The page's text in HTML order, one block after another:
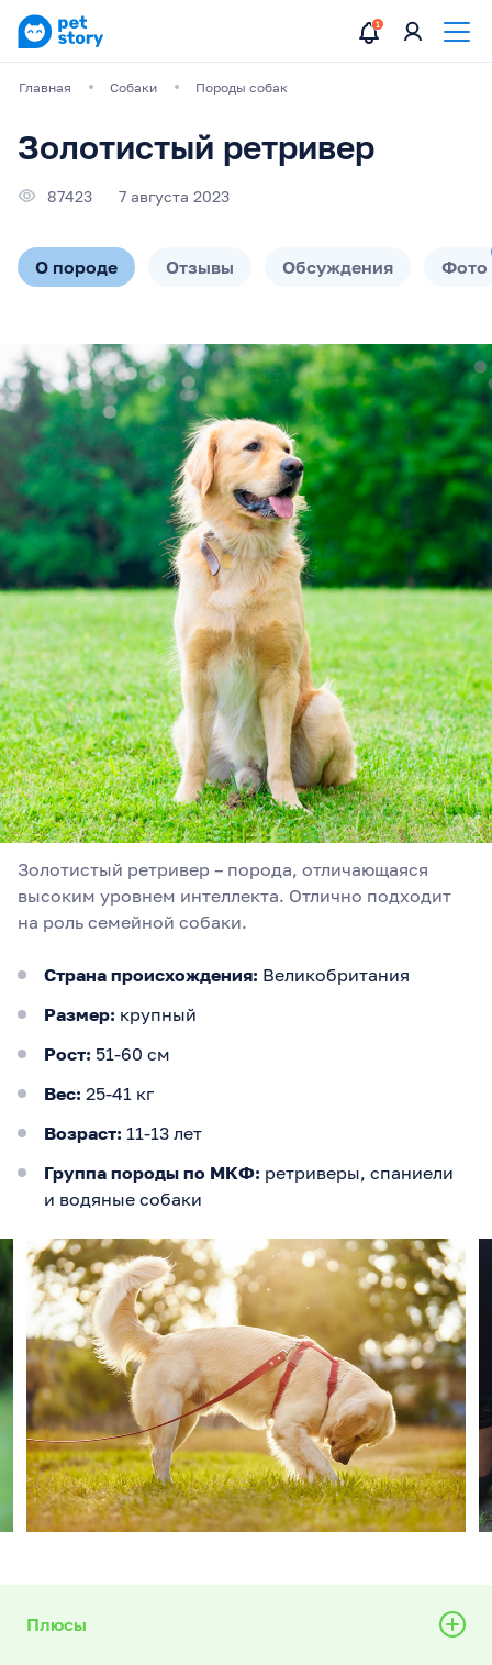
Главная Собаки Породы собак
Золотистый ретривер
87423 7 августа 2023
О породе Отзывы Обсуждения Фото
Золотистый ретривер – порода, отличающаяся
высоким уровнем интеллекта. Отлично подходит
на роль семейной собаки.
Страна происхождения: Великобритания
Размер: крупный
Рост: 51-60 см
Вес: 25-41 кг
Возраст: 11-13 лет
Группа породы по МКФ: ретриверы, спаниели
и водяные собаки
Плюсы